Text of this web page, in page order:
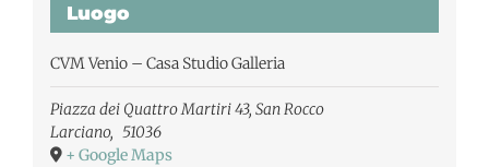
Luogo
CVM Venio – Casa Studio Galleria
Piazza dei Quattro Martiri 43, San Rocco
Larciano, 51036
+ Google Maps